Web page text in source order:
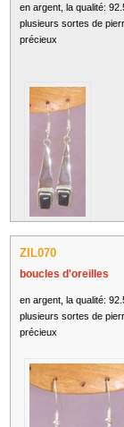
en argent, la qualité:
plusieurs sortes de
précieux
ZIL070
boucles d'oreilles
en argent, la qualité:
plusieurs sortes de
précieux